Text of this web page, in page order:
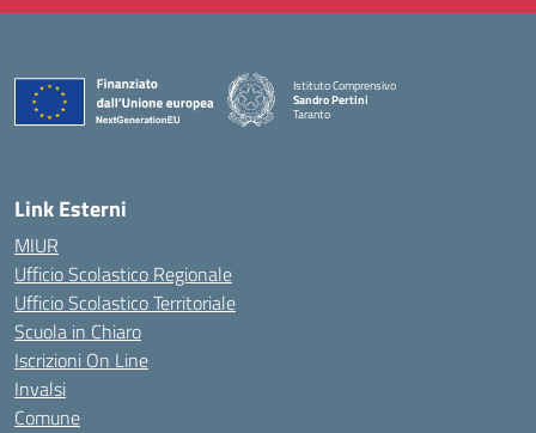
Istituto Comprensivo
Sandro Pertini
Taranto
Link Esterni
MIUR
Ufficio Scolastico Regionale
Ufficio Scolastico Territoriale
Scuola in Chiaro
Iscrizioni On Line
Invalsi
Comune